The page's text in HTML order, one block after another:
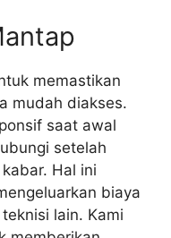
memastikan
mudah diakses.
saat awal
setelah
Hal ini
biaya
lain. Kami